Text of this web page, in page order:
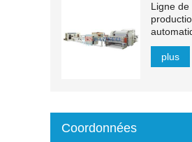
Ligne de
papier à
plus
Coordonnées